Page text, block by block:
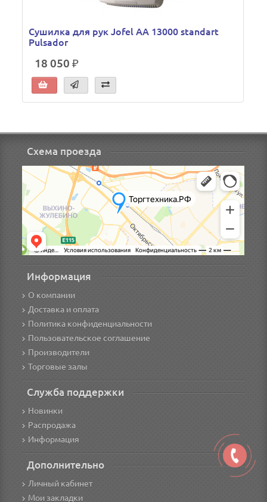
Сушилка для рук Jofel АА 13000 standart
Pulsador
18 050 ₽
Схема проезда
Информация
О компании
Доставка и оплата
Политика конфиденциальности
Пользовательское соглашение
Производители
Торговые залы
Служба поддержки
Новинки
Распродажа
Информация
Дополнительно
Личный кабинет
Мои закладки